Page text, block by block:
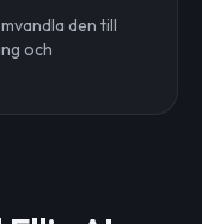
den till
och